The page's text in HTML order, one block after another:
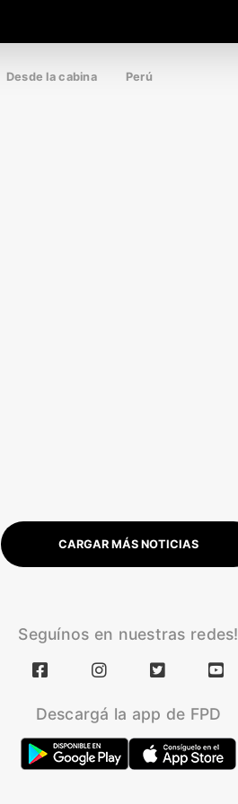
Desde la cabina Perú
CARGAR MÁS NOTICIAS
Seguínos en nuestras redes!
Descargá la app de FPD